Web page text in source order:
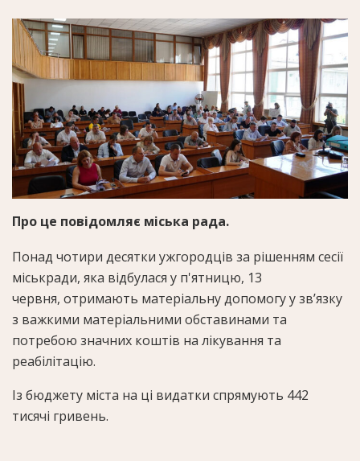
Про це повідомляє міська рада.
Понад чотири десятки ужгородців за рішенням сесії
міськради, яка відбулася у п'ятницю, 13
червня, отримають матеріальну допомогу у зв’язку
з важкими матеріальними обставинами та
потребою значних коштів на лікування та
реабілітацію.
Із бюджету міста на ці видатки спрямують 442
тисячі гривень.